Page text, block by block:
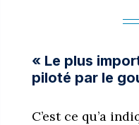
« Le plus
piloté par le
C’est ce qu’a